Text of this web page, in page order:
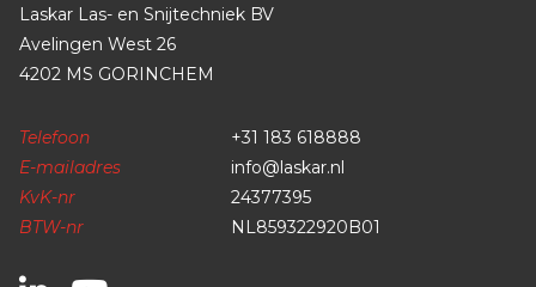
Laskar Las- en Snijtechniek BV
Avelingen West 26
4202 MS GORINCHEM
Telefoon
+31 183 618888
E-mailadres
info@laskar.nl
KvK-nr
24377395
BTW-nr
NL859322920B01